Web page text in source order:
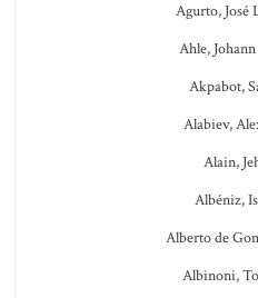
Agurto, José
Ahle,
Akpabot,
Alabiev,
Alain,
Albéniz,
Alberto de
Albinoni,